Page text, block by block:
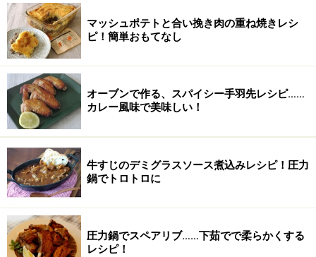
2
鍋にバターを熱し、たまねぎを炒める。
鍋にバターを熱し、たまねぎを焦げないように注意しな
がら炒める。
マッシュポテトと合い挽き肉の重ね焼きレシ
ピ！簡単おもてなし
オーブンで作る、スパイシー手羽先レシピ……
カレー風味で美味しい！
牛すじのデミグラスソース煮込みレシピ！圧力
鍋でトロトロに
圧力鍋でスペアリブ……下茹でで柔らかくする
レシピ！